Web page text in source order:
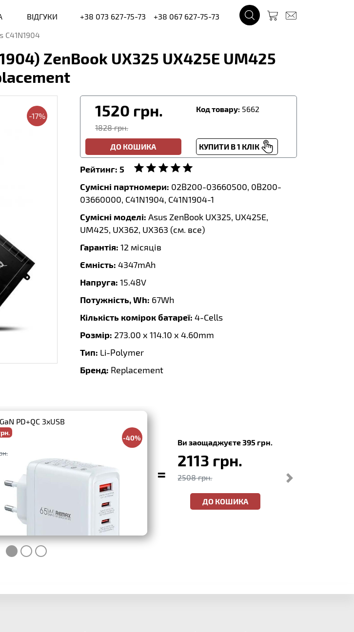
ВІДГУКИ +38 073 627-75-73
+38 067 627-75-73
C41N1904
ZenBook UX325 UX425E UM425
-17% 1520 грн.
1828 грн.
Код товару: 5662
ДО КОШИКА КУПИТИ В 1 КЛІК
Рейтинг: 5
Сумісні партномери: 02B200-03660500, 0B200-
03660000, C41N1904, C41N1904-1
Сумісні моделі: Asus ZenBook UX325, UX425E,
UM425, UX362, UX363 (см. все)
Гарантія: 12 місяців
Ємність: 4347mAh
Напруга: 15.48V
Потужність, Wh: 67Wh
Кількість комірок батареї: 4-Cells
Розмір: 273.00 x 114.10 x 4.60mm
Тип: Li-Polymer
Бренд: Replacement
PD+QC 3xUSB
-40%
=
Ви заощаджуєте 395 грн.
2113 грн.
2508 грн.
ДО КОШИКА